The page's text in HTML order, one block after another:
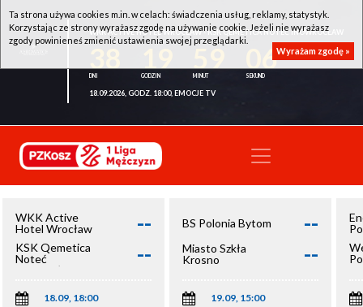
WKK ACTIVE HOTEL WROCŁAW - KSK QEMETICA NOTEĆ INOWROCŁAW
06
18.09.2026, GODZ. 18:00, EMOCJE TV
WKK Active
Hotel Wrocław
--
KSK Qemetica
Noteć
Inowrocław
--
18.09, 18:00
BS Polonia Bytom --
Miasto Szkła
Krosno
--
19.09, 15:00
Ta strona używa cookies m.in. w celach: świadczenia usług, reklamy, statystyk.
Korzystając ze strony wyrażasz zgodę na używanie cookie. Jeżeli nie wyrażasz
zgody powinieneś zmienić ustawienia swojej przeglądarki.
Wyrażam zgodę »